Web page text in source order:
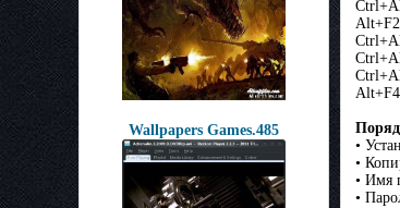
Wallpapers Games.485
Alt+F4
•
•
• Имя
•